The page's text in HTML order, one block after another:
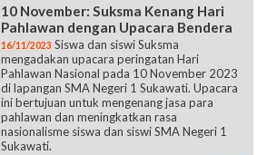
10 November: Suksma Kenang Hari
Pahlawan dengan Upacara Bendera
16/11/2023 Siswa dan siswi Suksma
mengadakan upacara peringatan Hari
Pahlawan Nasional pada 10 November 2023
di lapangan SMA Negeri 1 Sukawati. Upacara
ini bertujuan untuk mengenang jasa para
pahlawan dan meningkatkan rasa
nasionalisme siswa dan siswi SMA Negeri 1
Sukawati.